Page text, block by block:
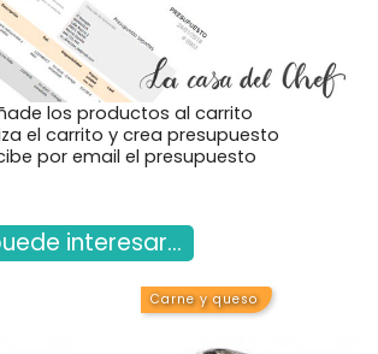
los productos al carrito
el carrito y crea presupuesto
por email el presupuesto
interesar...
Carne y queso